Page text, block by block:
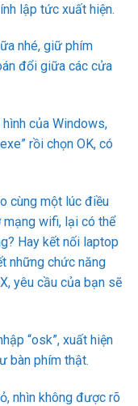
lập tức xuất hiện.
nhé, giữ phím
đổi giữa các cửa
của Windows,
rồi chọn OK, có
cùng một lúc điều
mạng wifi, lại có thể
Hay kết nối laptop
những chức năng
yêu cầu của bạn sẽ
“osk”, xuất hiện
bàn phím thật.
nhìn không được rõ